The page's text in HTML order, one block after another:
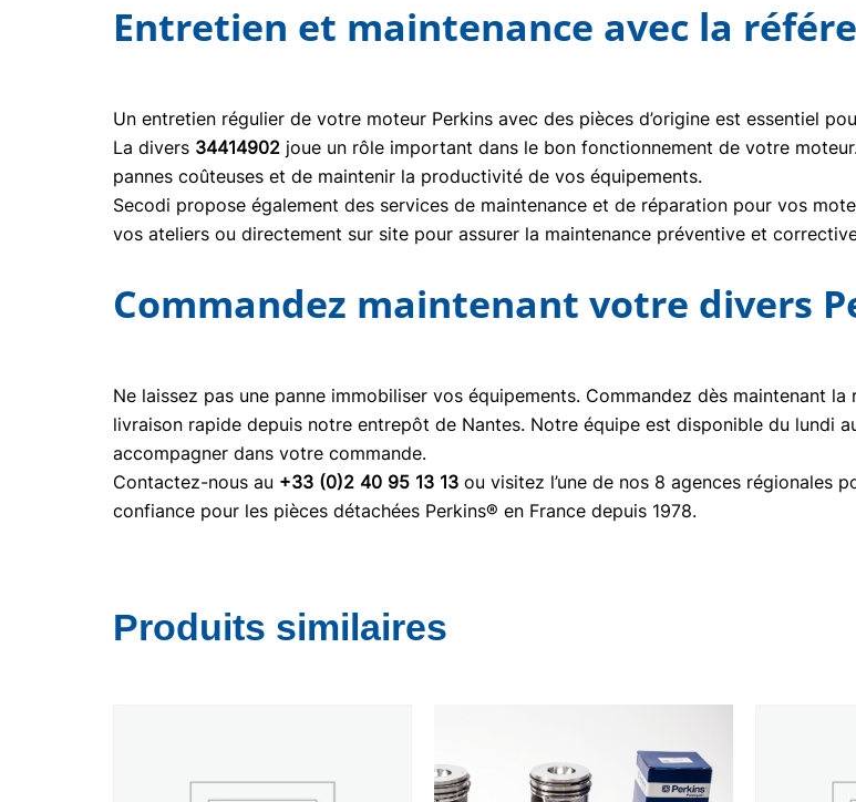
Entretien et maintenance avec la
Un entretien régulier de votre moteur Perkins avec des pièces d’origine est essentiel
La divers 34414902 joue un rôle important dans le bon fonctionnement de votre
pannes coûteuses et de maintenir la productivité de vos équipements.
Secodi propose également des services de maintenance et de réparation pour vos
vos ateliers ou directement sur site pour assurer la maintenance préventive et
Commandez maintenant votre divers
Ne laissez pas une panne immobiliser vos équipements. Commandez dès maintenant la
livraison rapide depuis notre entrepôt de Nantes. Notre équipe est disponible du lundi
accompagner dans votre commande.
Contactez-nous au +33 (0)2 40 95 13 13 ou visitez l’une de nos 8 agences régionales
confiance pour les pièces détachées Perkins® en France depuis 1978.
Produits similaires